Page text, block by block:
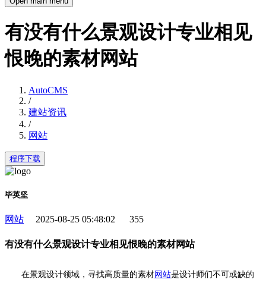
有没有什么景观设计专业相见
恨晚的素材网站
AutoCMS
/
建站资讯
/
网站
程序下载
毕英坚
网站 2025-08-25 05:48:02 355
有没有什么景观设计专业相见恨晚的素材网站
在景观设计领域，寻找高质量的素材网站是设计师们不可或缺的